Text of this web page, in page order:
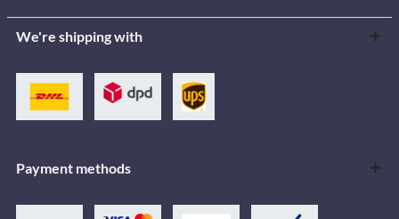
We're shipping with
Payment methods